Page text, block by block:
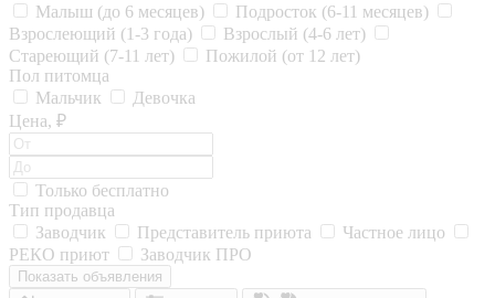
Малыш (до 6 месяцев)
Подросток (6-11 месяцев)
Взрослеющий (1-3 года)
Взрослый (4-6 лет)
Стареющий (7-11 лет)
Пожилой (от 12 лет)
Пол питомца
Мальчик
Девочка
Цена, ₽
Только бесплатно
Тип продавца
Заводчик
Представитель приюта
Частное лицо
РЕКО приют
Заводчик ПРО
Показать объявления